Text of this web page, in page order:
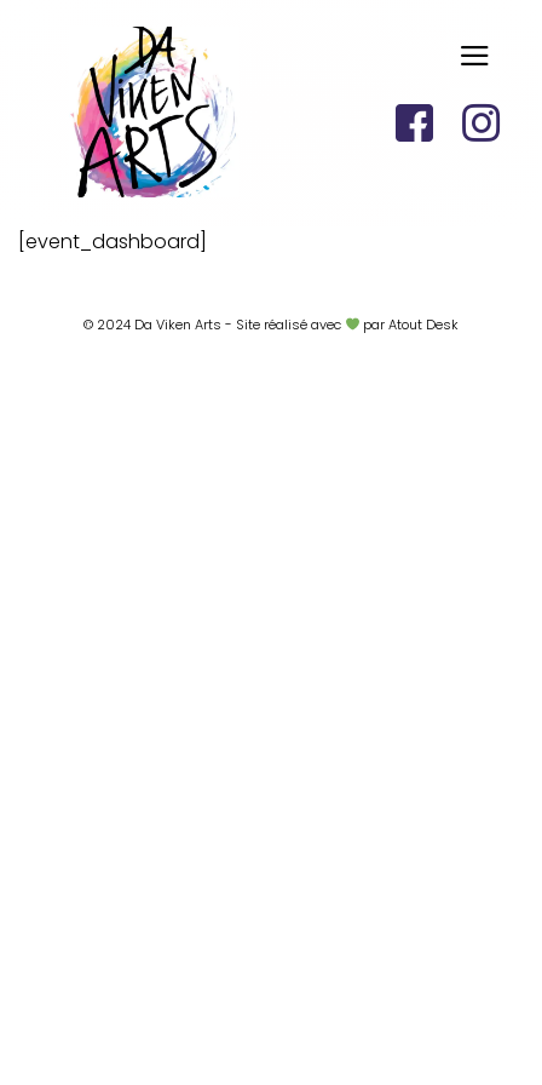
[event_dashboard]
© 2024 Da Viken Arts - Site réalisé avec par Atout Desk